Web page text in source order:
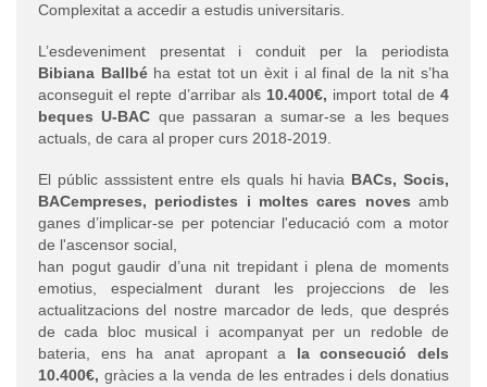
Complexitat a accedir a estudis universitaris.
L’esdeveniment presentat i conduit per la periodista
Bibiana Ballbéha estat tot un èxit i al final de la nit s’ha
aconseguit el repte d’arribar als 10.400€, import total de4
beques U-BAC que passaran a sumar-se a les beques
actuals, de cara al proper curs 2018-2019.
El públic asssistent entre els quals hi havia BACs, Socis,
BACempreses, periodistes i moltes cares noves amb
ganes d’implicar-se per potenciar l'educació com a motor
de l'ascensor social,
han pogut gaudir d’una nit trepidant i plena de moments
emotius, especialment durant les projeccions de les
actualitzacions del nostre marcador de leds, que després
de cada bloc musical i acompanyat per un redoble de
bateria, ens ha anat apropant a la consecució dels
10.400€, gràcies a la venda de les entrades i dels donatius